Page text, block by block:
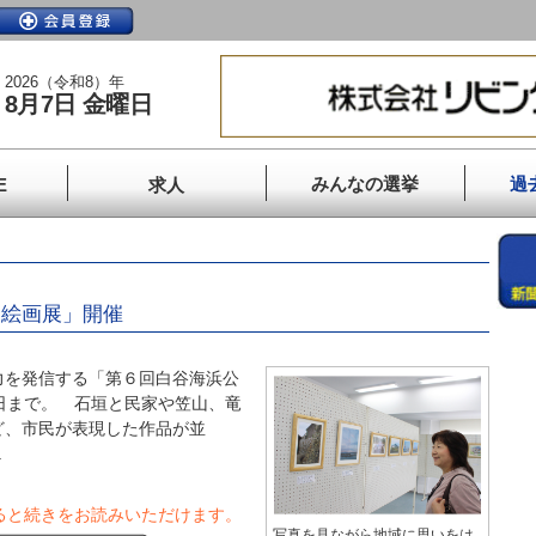
2026（令和8）年
8月7日 金曜日
求人 みんなの選挙 過
画展」開催
発信する「第６回白谷海浜公
まで。 石垣と民家や笠山、竜
市民が表現した作品が並
続きをお読みいただけます。